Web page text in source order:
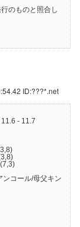
のものと照合し
ID:???*.net
- 11.7
ンコール/母父キン